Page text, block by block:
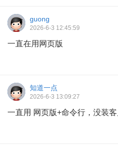
guong
2026-6-3 12:45:59
一直在用网页版
知道一点
2026-6-3 13:09:27
一直用 网页版+命令行，没装客